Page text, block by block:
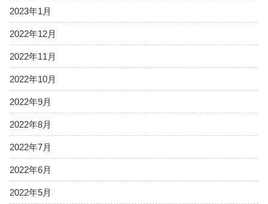
2023年1月
2022年12月
2022年11月
2022年10月
2022年9月
2022年8月
2022年7月
2022年6月
2022年5月